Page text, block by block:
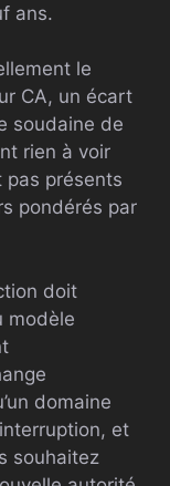
ans.
le
CA, un écart
soudaine de
rien à voir
pas présents
pondérés par
doit
modèle
domaine
et
souhaitez